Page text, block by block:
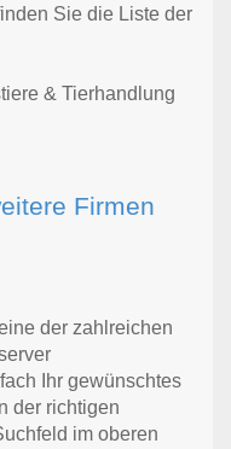
Sie die Liste der
& Tierhandlung
Firmen
der zahlreichen
Ihr gewünschtes
der richtigen
im oberen